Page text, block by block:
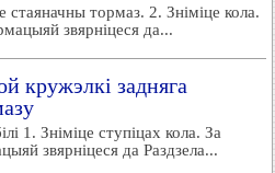
стаяначны тормаз. 2. Зніміце кола.
звярніцеся да...
кружэлкі задняга
1. Зніміце ступіцах кола. За
звярніцеся да Раздзела...